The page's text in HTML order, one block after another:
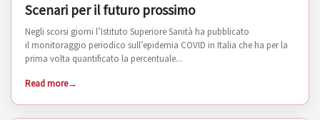
Scenari per il futuro prossimo
Negli scorsi giorni l’Istituto Superiore Sanità ha pubblicato
il monitoraggio periodico sull’epidemia COVID in Italia che ha per la
prima volta quantificato la percentuale...
Read more